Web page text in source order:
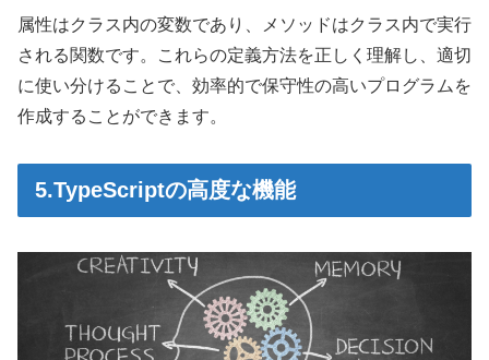
属性はクラス内の変数であり、メソッドはクラス内で実行
される関数です。これらの定義方法を正しく理解し、適切
に使い分けることで、効率的で保守性の高いプログラムを
作成することができます。
5.TypeScriptの高度な機能